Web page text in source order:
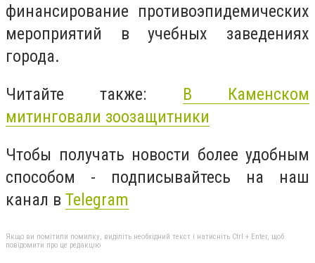
финансирование противоэпидемических
мероприятий в учебных заведениях
города.
Читайте также: В Каменском
митинговали зоозащитники
Чтобы получать новости более удобным
способом - подписывайтесь на наш
канал в Telegram
Якщо ви помітили помилку, виділіть необхідний текст і натисніть Ctrl + Enter, щоб
повідомити про це редакцію